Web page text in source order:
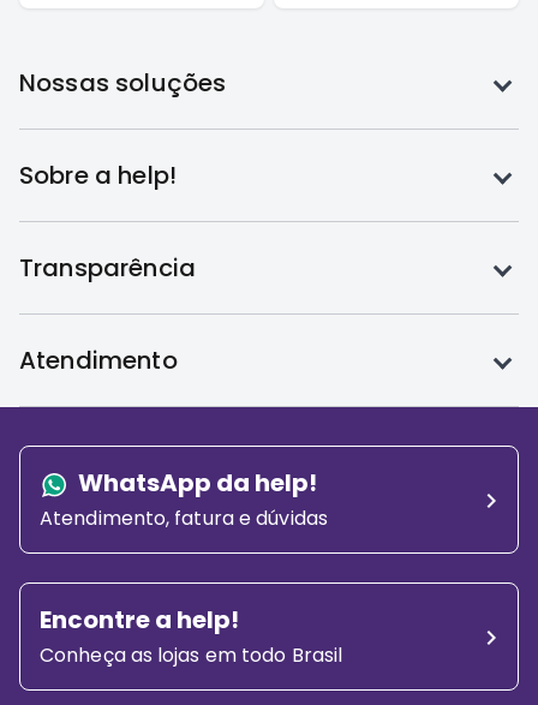
Nossas soluções
Sobre a help!Toque
TransparênciaToque
AtendimentoToque
WhatsApp da help!
Atendimento, fatura e dúvidas
Encontre a help!
Conheça as lojas em todo Brasil